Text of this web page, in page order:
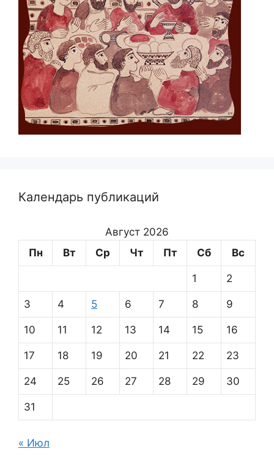
Календарь публикаций
Август 2026
Пн
Вт Ср Чт Пт Сб Вс
1 2
3 4 5 6 7 8 9
10 11 12 13 14 15 16
17 18 19 20 21 22 23
24 25 26 27 28 29 30
31
« Июл